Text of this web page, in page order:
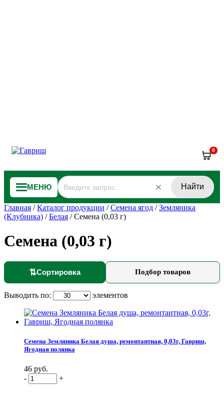
0
МЕНЮ Найти
Главная /Каталог продукции /Семена ягод /Земляника
(Клубника) /Белая /Семена (0,03 г)
Семена (0,03 г)
⇅Сортировка Подбор товаров
Выводить по: элементов
Семена Земляника Белая душа, ремонтантная, 0,03г, Гавриш,
Ягодная полянка
46 руб.
-
+